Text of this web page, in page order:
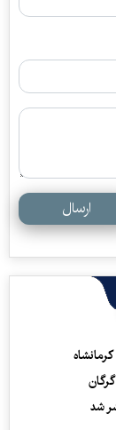
ارسال
شد